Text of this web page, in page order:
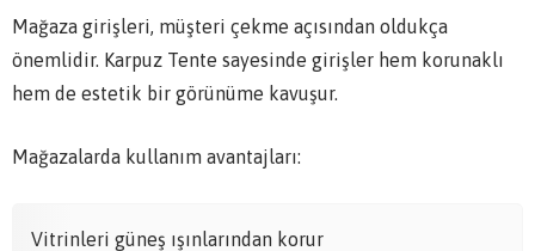
Mağaza girişleri, müşteri çekme açısından oldukça
önemlidir. Karpuz Tente sayesinde girişler hem korunaklı
hem de estetik bir görünüme kavuşur.
Mağazalarda kullanım avantajları:
Vitrinleri güneş ışınlarından korur